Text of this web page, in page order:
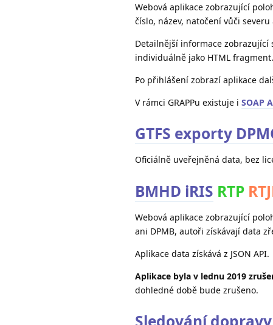
Webová aplikace zobrazující
číslo, název, natočení vůči
Detailnější informace zobrazující
individuálně jako HTML fragment.
Po přihlášení zobrazí aplikace
V rámci GRAPPu existuje i SOAP
GTFS exporty
Oficiálně uveřejněná data, bez
BMHD iRIS RTP
Webová aplikace zobrazující
ani DPMB, autoři získávají data
Aplikace data získává z JSON API.
Aplikace byla v lednu 2019
dohledné době bude zrušeno.